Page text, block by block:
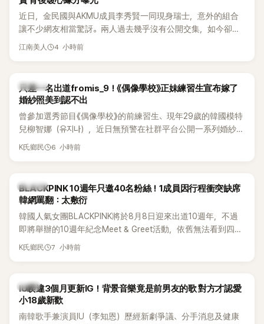
近日，金民國與AKMU成員李秀賢一同現身瑞士，意外的組合
讓不少網友相當驚訝。兩人過去幾乎沒有公開交集，如今卻一
起踏上瑞士之旅，也讓粉絲紛紛好奇：「他們到底是怎麼認識
江南美人 4 小時前
K-POP
只差一名出道fromis_9！《偶像學校》正妹練習生宣布嫁了
婚紗照美到認不出
曾參加選秀節目《偶像學校》的前練習生、現年29歲的韓國模特
兒柳智娜（유지나），近日無預警在社群平台公開一系列婚紗
照，親自宣布即將步入婚姻，消息曝光後讓不少曾追看節目的
K氏鄉民 6 小時前
K-POP
BLACKPINK 10週年只邀40名粉絲！1成員因行程衝突缺席
韓網罵翻：太敷衍
韓國人氣女團BLACKPINK將於8月8日迎來出道10週年，不過
即將舉辦的10週年紀念Meet & Greet活動，依舊無法看到四人
合體。根據韓媒《MyDaily》7日報導，當天將由Jisoo（智秀）、
K氏鄉民 7 小時前
韓星
IU睽違3個月更新IG！背景音樂竟是前男友的歌 對方才認愛
小18歲新歡
南韓歌手兼演員IU（李知恩）歷經新劇爭議、分手消息及健康